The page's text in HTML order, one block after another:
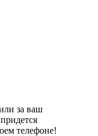
за ваш
телефоне!